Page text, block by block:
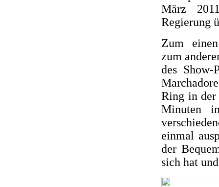
März
Regierung
Zum
zum
des Show-
Ring in
Minuten
einmal
der
sich hat